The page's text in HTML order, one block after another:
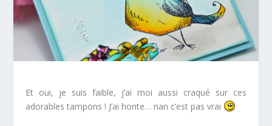
Et oui, je suis faible, j’ai moi aussi craqué sur ces
adorables tampons ! J’ai honte… nan c’est pas vrai